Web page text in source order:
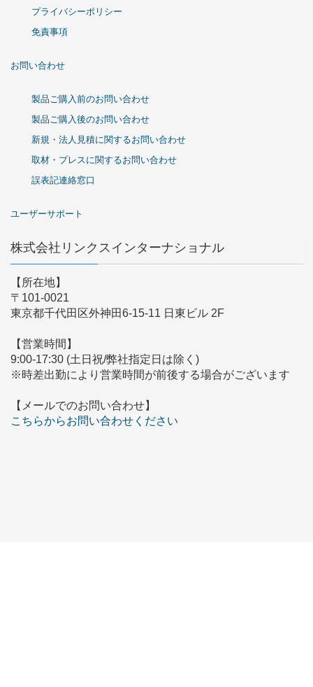
プライバシーポリシー
免責事項
お問い合わせ
製品ご購入前のお問い合わせ
製品ご購入後のお問い合わせ
新規・法人見積に関するお問い合わせ
取材・プレスに関するお問い合わせ
誤表記連絡窓口
ユーザーサポート
株式会社リンクスインターナショナル
【所在地】
〒101-0021
東京都千代田区外神田6-15-11 日東ビル 2F
【営業時間】
9:00-17:30 (土日祝/弊社指定日は除く)
※時差出勤により営業時間が前後する場合がございます
【メールでのお問い合わせ】
こちらからお問い合わせください